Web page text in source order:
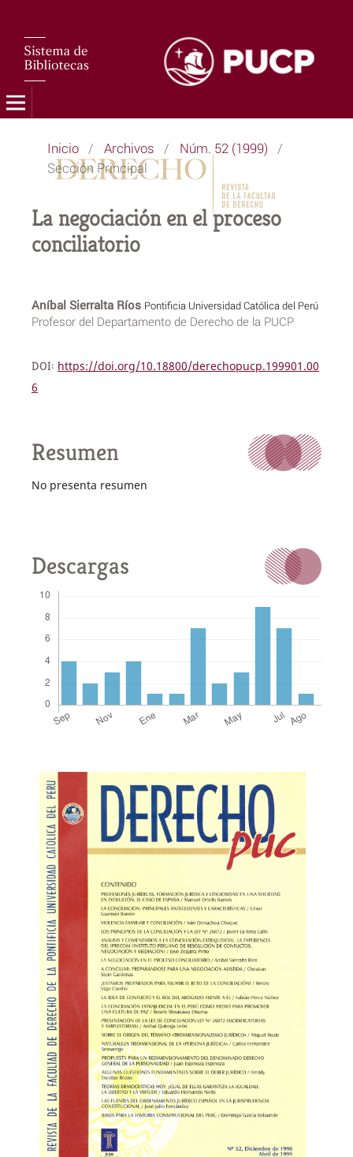
Inicio / Archivos / Núm. 52 (1999) /
Sección Principal
La negociación en el proceso
conciliatorio
Aníbal Sierralta Ríos Pontificia Universidad Católica del Perú
Profesor del Departamento de Derecho de la PUCP
DOI: https://doi.org/10.18800/derechopucp.199901.00
6
Resumen
No presenta resumen
Descargas